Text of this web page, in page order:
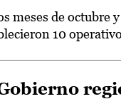
meses de octubre
10